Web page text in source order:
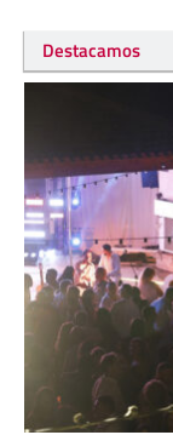
Destacamos